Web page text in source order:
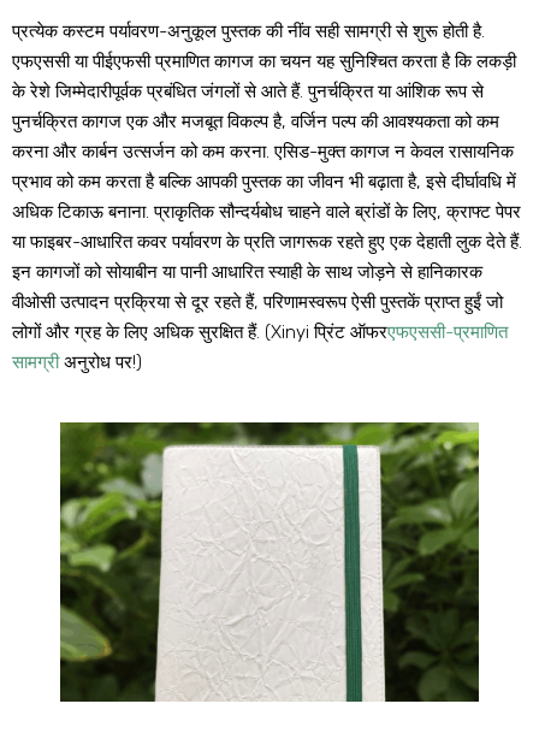
प्रत्येक कस्टम पर्यावरण-अनुकूल पुस्तक की नींव सही सामग्री से शुरू होती है.
एफएससी या पीईएफसी प्रमाणित कागज का चयन यह सुनिश्चित करता है कि लकड़ी
के रेशे जिम्मेदारीपूर्वक प्रबंधित जंगलों से आते हैं. पुनर्चक्रित या आंशिक रूप से
पुनर्चक्रित कागज एक और मजबूत विकल्प है, वर्जिन पल्प की आवश्यकता को कम
करना और कार्बन उत्सर्जन को कम करना. एसिड-मुक्त कागज न केवल रासायनिक
प्रभाव को कम करता है बल्कि आपकी पुस्तक का जीवन भी बढ़ाता है, इसे दीर्घावधि में
अधिक टिकाऊ बनाना. प्राकृतिक सौन्दर्यबोध चाहने वाले ब्रांडों के लिए, क्राफ्ट पेपर
या फाइबर-आधारित कवर पर्यावरण के प्रति जागरूक रहते हुए एक देहाती लुक देते हैं.
इन कागजों को सोयाबीन या पानी आधारित स्याही के साथ जोड़ने से हानिकारक
वीओसी उत्पादन प्रक्रिया से दूर रहते हैं, परिणामस्वरूप ऐसी पुस्तकें प्राप्त हुईं जो
लोगों और ग्रह के लिए अधिक सुरक्षित हैं. (Xinyi प्रिंट ऑफरएफएससी-प्रमाणित
सामग्रीअनुरोध पर!)